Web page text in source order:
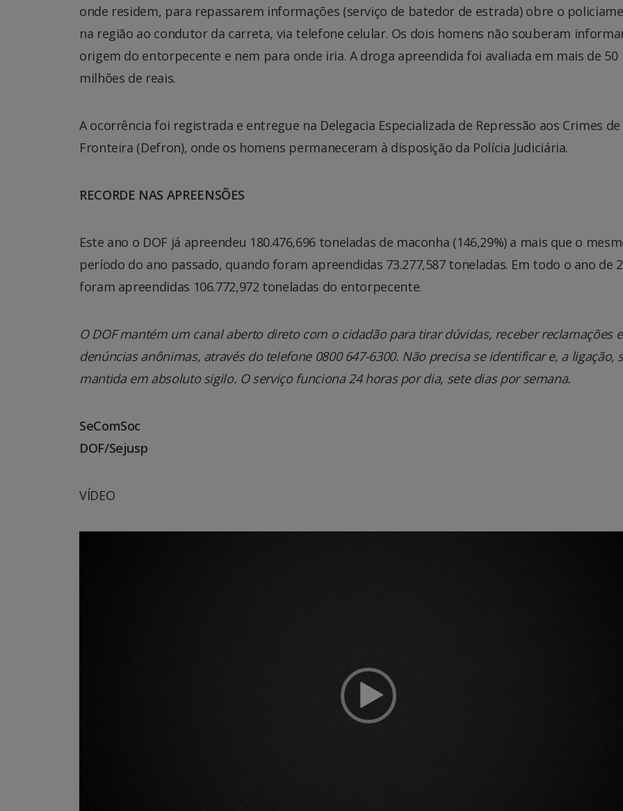
onde residem, para repassarem informações (serviço de batedor de estrada) obre o
na região ao condutor da carreta, via telefone celular. Os dois homens não souberam
origem do entorpecente e nem para onde iria. A droga apreendida foi avaliada em mais de 50
milhões de reais.
A ocorrência foi registrada e entregue na Delegacia Especializada de Repressão aos Crimes de
Fronteira (Defron), onde os homens permaneceram à disposição da Polícia Judiciária.
RECORDE NAS APREENSÕES
Este ano o DOF já apreendeu 180.476,696 toneladas de maconha (146,29%) a mais que o
período do ano passado, quando foram apreendidas 73.277,587 toneladas. Em todo o ano de
foram apreendidas 106.772,972 toneladas do entorpecente.
O DOF mantém um canal aberto direto com o cidadão para tirar dúvidas, receber reclamações e
denúncias anônimas, através do telefone 0800 647-6300. Não precisa se identificar e, a ligação,
mantida em absoluto sigilo. O serviço funciona 24 horas por dia, sete dias por semana.
SeComSoc
DOF/Sejusp
VÍDEO